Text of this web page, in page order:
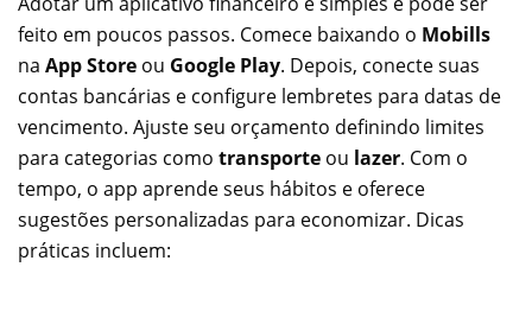
feito em poucos passos. Comece baixando o Mobills
na App Store ou Google Play. Depois, conecte suas
contas bancárias e configure lembretes para datas de
vencimento. Ajuste seu orçamento definindo limites
para categorias como transporte ou lazer. Com o
tempo, o app aprende seus hábitos e oferece
sugestões personalizadas para economizar. Dicas
práticas incluem: